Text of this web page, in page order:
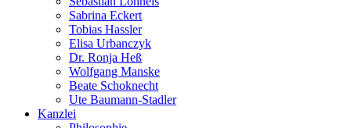
Sabrina Eckert
Tobias Hassler
Elisa Urbanczyk
Dr. Ronja Heß
Wolfgang Manske
Beate Schoknecht
Ute Baumann-Stadler
Kanzlei